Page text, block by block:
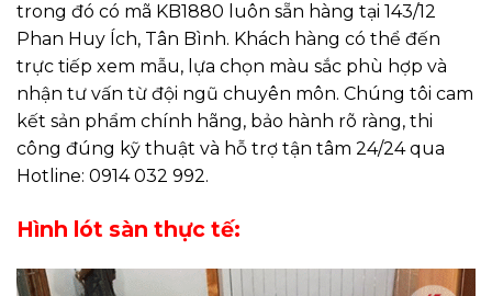
trong đó có mã KB1880 luôn sẵn hàng tại 143/12
Phan Huy Ích, Tân Bình. Khách hàng có thể đến
trực tiếp xem mẫu, lựa chọn màu sắc phù hợp và
nhận tư vấn từ đội ngũ chuyên môn. Chúng tôi cam
kết sản phẩm chính hãng, bảo hành rõ ràng, thi
công đúng kỹ thuật và hỗ trợ tận tâm 24/24 qua
Hotline: 0914 032 992.
Hình lót sàn thực tế: